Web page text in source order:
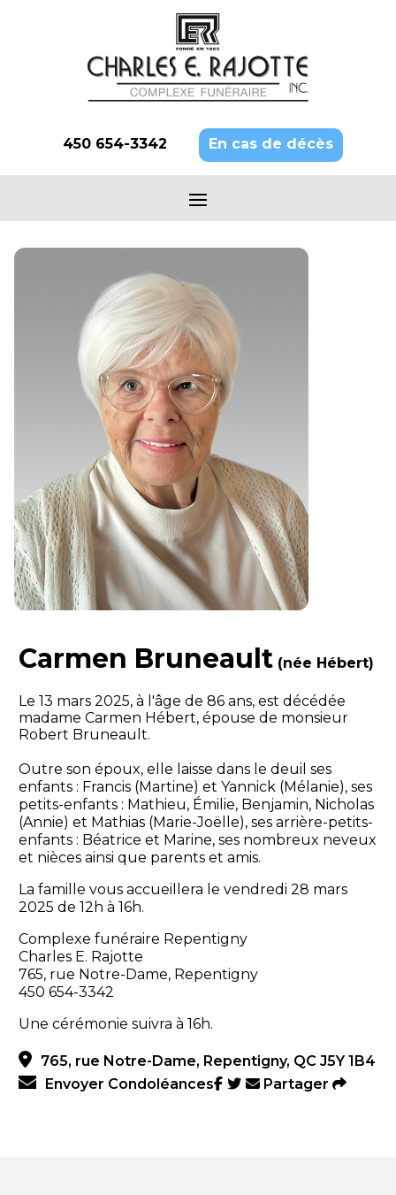
450 654-3342 En cas de décès
Carmen Bruneault (née Hébert)
Le 13 mars 2025, à l'âge de 86 ans, est décédée
madame Carmen Hébert, épouse de monsieur
Robert Bruneault.
Outre son époux, elle laisse dans le deuil ses
enfants : Francis (Martine) et Yannick (Mélanie), ses
petits-enfants : Mathieu, Émilie, Benjamin, Nicholas
(Annie) et Mathias (Marie-Joëlle), ses arrière-petits-
enfants : Béatrice et Marine, ses nombreux neveux
et nièces ainsi que parents et amis.
La famille vous accueillera le vendredi 28 mars
2025 de 12h à 16h.
Complexe funéraire Repentigny
Charles E. Rajotte
765, rue Notre-Dame, Repentigny
450 654-3342
Une cérémonie suivra à 16h.
765, rue Notre-Dame, Repentigny, QC J5Y 1B4
Envoyer Condoléances
Partager